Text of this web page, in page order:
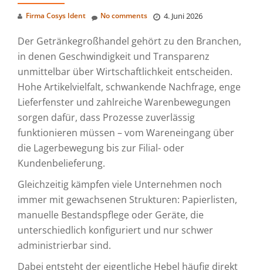
Firma Cosys Ident 4. Juni 2026
No comments
Der Getränkegroßhandel gehört zu den Branchen,
in denen Geschwindigkeit und Transparenz
unmittelbar über Wirtschaftlichkeit entscheiden.
Hohe Artikelvielfalt, schwankende Nachfrage, enge
Lieferfenster und zahlreiche Warenbewegungen
sorgen dafür, dass Prozesse zuverlässig
funktionieren müssen – vom Wareneingang über
die Lagerbewegung bis zur Filial- oder
Kundenbelieferung.
Gleichzeitig kämpfen viele Unternehmen noch
immer mit gewachsenen Strukturen: Papierlisten,
manuelle Bestandspflege oder Geräte, die
unterschiedlich konfiguriert und nur schwer
administrierbar sind.
Dabei entsteht der eigentliche Hebel häufig direkt